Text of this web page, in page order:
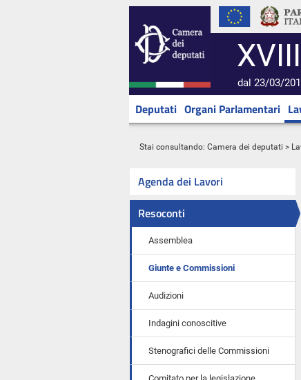
dal 23/03/
Deputati Organi Parlamentari
Stai consultando: Camera dei deputati >
Agenda dei Lavori
Resoconti
Assemblea
Giunte e Commissioni
Audizioni
Indagini conoscitive
Stenografici delle Commissioni